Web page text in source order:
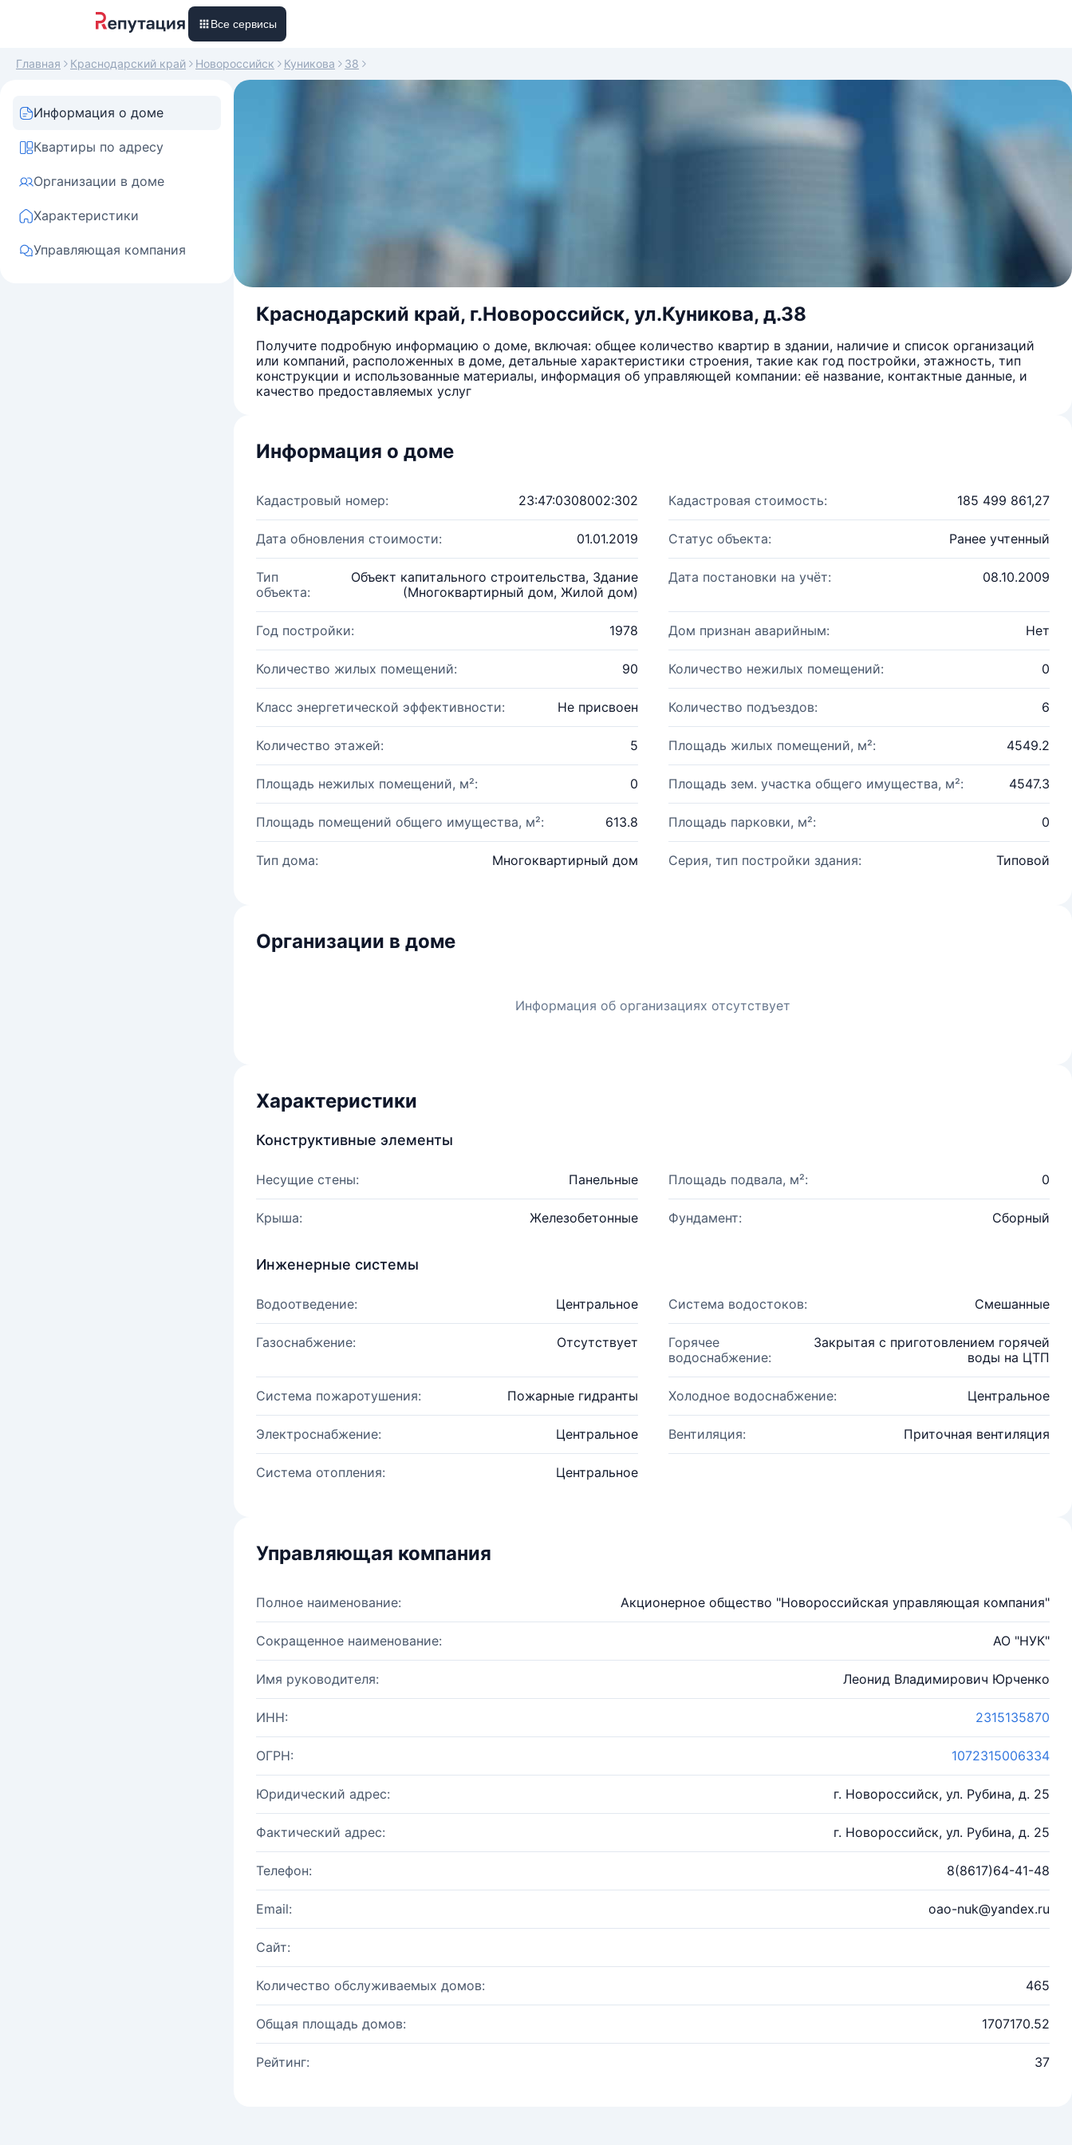
Все сервисы
Главная Краснодарский край Новороссийск Куникова 38
Информация о доме
Квартиры по адресу
Организации в доме
Характеристики
Управляющая компания
Краснодарский край, г.Новороссийск, ул.Куникова, д.38
Получите подробную информацию о доме, включая: общее количество квартир в здании, наличие и список организаций
или компаний, расположенных в доме, детальные характеристики строения, такие как год постройки, этажность, тип
конструкции и использованные материалы, информация об управляющей компании: её название, контактные данные, и
качество предоставляемых услуг
Информация о доме
Кадастровый номер: 23:47:0308002:302 Кадастровая стоимость: 185 499 861,27
Дата обновления стоимости: 01.01.2019 Статус объекта: Ранее учтенный
Тип
объекта:
Объект капитального строительства, Здание
(Многоквартирный дом, Жилой дом)
Дата постановки на учёт: 08.10.2009
Год постройки: 1978 Дом признан аварийным: Нет
Количество жилых помещений: 90 Количество нежилых помещений: 0
Класс энергетической эффективности: Не присвоен Количество подъездов: 6
Количество этажей: 5 Площадь жилых помещений, м²: 4549.2
Площадь нежилых помещений, м²: 0 Площадь зем. участка общего имущества, м²: 4547.3
Площадь помещений общего имущества, м²: 613.8 Площадь парковки, м²: 0
Тип дома: Многоквартирный дом Серия, тип постройки здания: Типовой
Организации в доме
Информация об организациях отсутствует
Характеристики
Конструктивные элементы
Несущие стены: Панельные Площадь подвала, м²: 0
Крыша: Железобетонные Фундамент: Сборный
Инженерные системы
Водоотведение: Центральное Система водостоков: Смешанные
Газоснабжение: Отсутствует
Горячее
водоснабжение:
Закрытая с приготовлением горячей
воды на ЦТП
Система пожаротушения: Пожарные гидранты Холодное водоснабжение: Центральное
Электроснабжение: Центральное Вентиляция: Приточная вентиляция
Система отопления: Центральное
Управляющая компания
Полное наименование: Акционерное общество "Новороссийская управляющая компания"
Сокращенное наименование: АО "НУК"
Имя руководителя: Леонид Владимирович Юрченко
ИНН: 2315135870
ОГРН: 1072315006334
Юридический адрес: г. Новороссийск, ул. Рубина, д. 25
Фактический адрес: г. Новороссийск, ул. Рубина, д. 25
Телефон: 8(8617)64-41-48
Email: oao-nuk@yandex.ru
Сайт:
Количество обслуживаемых домов: 465
Общая площадь домов: 1707170.52
Рейтинг: 37